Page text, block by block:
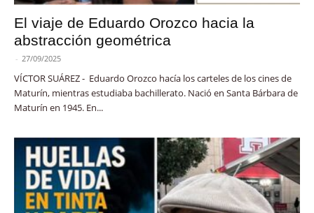
El viaje de Eduardo Orozco hacia la
abstracción geométrica
- 27/09/2025
VÍCTOR SUÁREZ - Eduardo Orozco hacía los carteles de los cines de
Maturín, mientras estudiaba bachillerato. Nació en Santa Bárbara de
Maturín en 1945. En...